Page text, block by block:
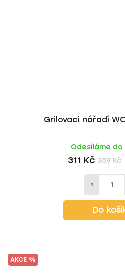
Grilovací nářadí
Odesíláme do
311 Kč 359 Kč
Do
AKCE %